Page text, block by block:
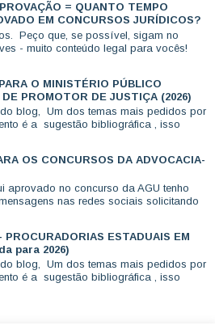
= QUANTO TEMPO
EM CONCURSOS JURÍDICOS?
Peço que, se possível, sigam no
- muito conteúdo legal para vocês!
O MINISTÉRIO PÚBLICO
PROMOTOR DE JUSTIÇA (2026)
blog, Um dos temas mais pedidos por
é a sugestão bibliográfica , isso
OS CONCURSOS DA ADVOCACIA-
aprovado no concurso da AGU tenho
nas redes sociais solicitando
ESTADUAIS EM
para 2026)
blog, Um dos temas mais pedidos por
é a sugestão bibliográfica , isso